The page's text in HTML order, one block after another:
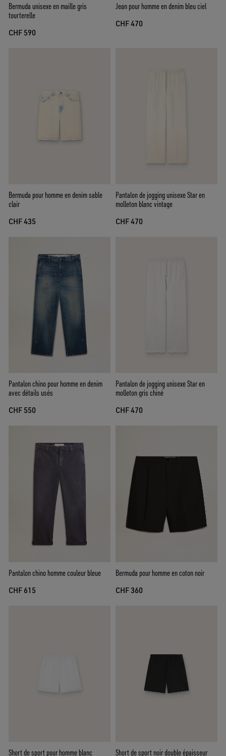
Bermuda unisexe en maille gris
tourterelle
CHF 590
Jean pour homme en denim bleu ciel
CHF 470
Bermuda pour homme en denim sable
clair
CHF 435
Pantalon de jogging unisexe Star en
molleton blanc vintage
CHF 470
Pantalon chino pour homme en denim
avec détails usés
CHF 550
Pantalon de jogging unisexe Star en
molleton gris chiné
CHF 470
Pantalon chino homme couleur bleue
CHF 615
Bermuda pour homme en coton noir
CHF 360
Short de sport pour homme blanc Short de sport noir double épaisseur